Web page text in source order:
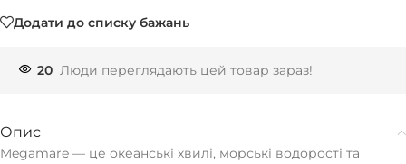
Додати до списку бажань
20 Люди переглядають цей товар зараз!
Опис
Megamare — це океанські хвилі, морські водорості та